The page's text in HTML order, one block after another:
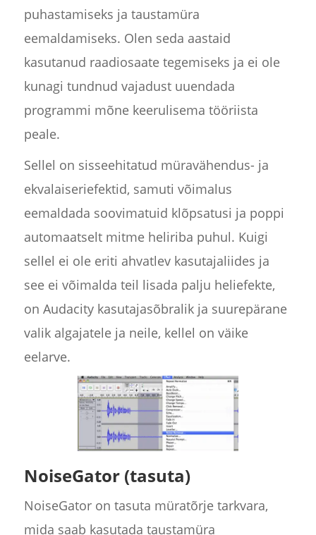
puhastamiseks ja taustamüra
eemaldamiseks. Olen seda aastaid
kasutanud raadiosaate tegemiseks ja ei ole
kunagi tundnud vajadust uuendada
programmi mõne keerulisema tööriista
peale.
Sellel on sisseehitatud müravähendus- ja
ekvalaiseriefektid, samuti võimalus
eemaldada soovimatuid klõpsatusi ja poppi
automaatselt mitme heliriba puhul. Kuigi
sellel ei ole eriti ahvatlev kasutajaliides ja
see ei võimalda teil lisada palju heliefekte,
on Audacity kasutajasõbralik ja suurepärane
valik algajatele ja neile, kellel on väike
eelarve.
NoiseGator (tasuta)
NoiseGator on tasuta müratõrje tarkvara,
mida saab kasutada taustamüra